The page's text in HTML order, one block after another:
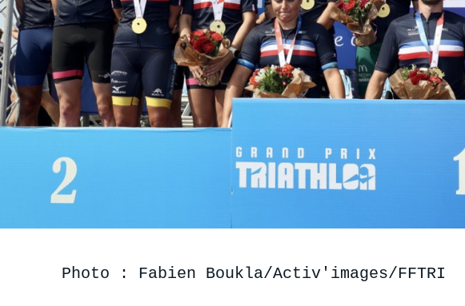
Photo : Fabien Boukla/Activ'images/FFTRI